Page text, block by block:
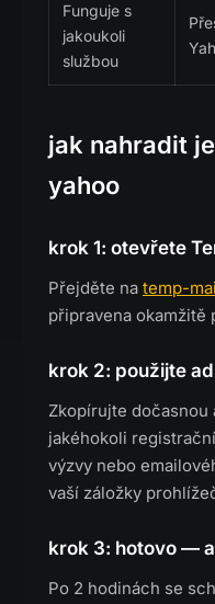
Funguje s
jakoukoli
službou
jak nahradit
yahoo
krok 1: otevřete
Přejděte na temp-
připravena okamžitě
krok 2: použijte
Zkopírujte dočasnou
jakéhokoli
výzvy nebo
vaší záložky
krok 3: hotovo —
Po 2 hodinách se